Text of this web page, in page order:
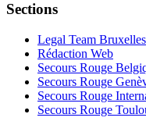
Sections
Legal Team Bruxelles
Rédaction Web
Secours Rouge
Secours Rouge
Secours Rouge
Secours Rouge